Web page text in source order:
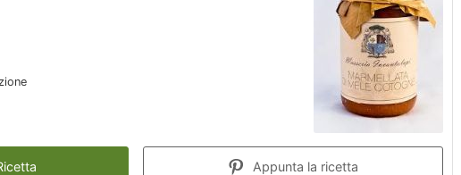
Appunta la ricetta